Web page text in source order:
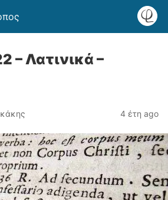
– Λατινικά –
4 έτη ago